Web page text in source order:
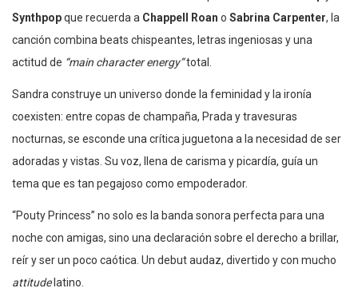
Synthpopque recuerda a Chappell Roan o Sabrina Carpenter, la
canción combina beats chispeantes, letras ingeniosas y una
actitud de “main character energy”total.
Sandra construye un universo donde la feminidad y la ironía
coexisten: entre copas de champaña, Prada y travesuras
nocturnas, se esconde una crítica juguetona a la necesidad de ser
adoradas y vistas. Su voz, llena de carisma y picardía, guía un
tema que es tan pegajoso como empoderador.
“Pouty Princess” no solo es la banda sonora perfecta para una
noche con amigas, sino una declaración sobre el derecho a brillar,
reír y ser un poco caótica. Un debut audaz, divertido y con mucho
attitudelatino.